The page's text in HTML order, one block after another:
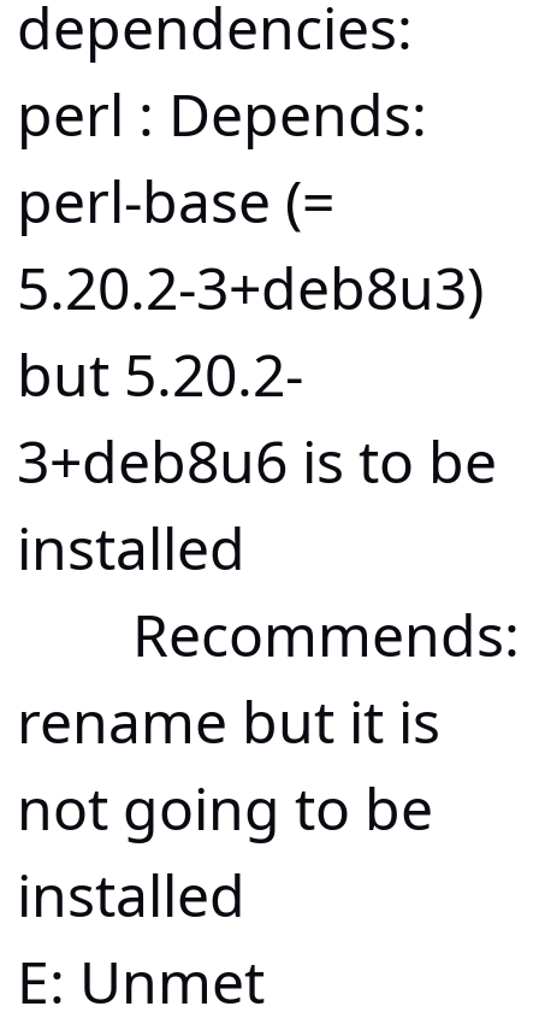
dependencies:
perl : Depends:
perl-base (=
5.20.2-3+deb8u3)
but 5.20.2-
3+deb8u6 is to be
installed
Recommends:
rename but it is
not going to be
installed
E: Unmet